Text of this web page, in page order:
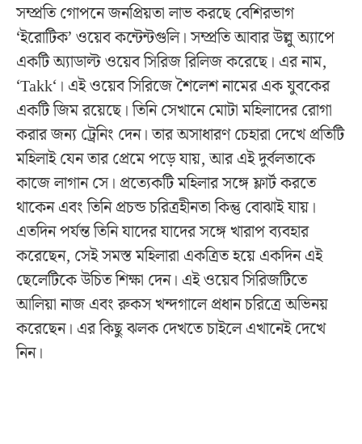
সম্প্রতি গোপনে জনপ্রিয়তা লাভ করছে বেশিরভাগ
‘ইরোটিক’ ওয়েব কন্টেন্টগুলি। সম্প্রতি আবার উল্লু অ্যাপে
একটি অ্যাডাল্ট ওয়েব সিরিজ রিলিজ করেছে। এর নাম,
‘Takk‘। এই ওয়েব সিরিজে শৈলেশ নামের এক যুবকের
একটি জিম রয়েছে। তিনি সেখানে মোটা মহিলাদের রোগা
করার জন্য ট্রেনিং দেন। তার অসাধারণ চেহারা দেখে প্রতিটি
মহিলাই যেন তার প্রেমে পড়ে যায়, আর এই দুর্বলতাকে
কাজে লাগান সে। প্রত্যেকটি মহিলার সঙ্গে ফ্লার্ট করতে
থাকেন এবং তিনি প্রচন্ড চরিত্রহীনতা কিন্তু বোঝাই যায়।
এতদিন পর্যন্ত তিনি যাদের যাদের সঙ্গে খারাপ ব্যবহার
করেছেন, সেই সমস্ত মহিলারা একত্রিত হয়ে একদিন এই
ছেলেটিকে উচিত শিক্ষা দেন। এই ওয়েব সিরিজটিতে
আলিয়া নাজ এবং রুকস খন্দগালে প্রধান চরিত্রে অভিনয়
করেছেন। এর কিছু ঝলক দেখতে চাইলে এখানেই দেখে
নিন।